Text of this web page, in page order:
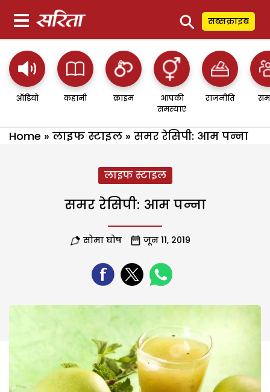
⚲ सब्सक्राइब
ऑडियो कहानी क्राइम
आपकी
समस्याएं
राजनीति
Home » लाइफ स्टाइल » समर रेसिपी: आम पन्ना
लाइफ स्टाइल
समर रेसिपी: आम पन्ना
सोमा घोष जून 11, 2019